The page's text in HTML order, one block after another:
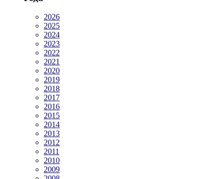
2026
2025
2024
2023
2022
2021
2020
2019
2018
2017
2016
2015
2014
2013
2012
2011
2010
2009